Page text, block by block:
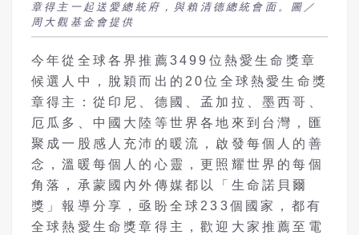
章得主一起送愛總統府，與賴清德總統會面。圖／
周大觀基金會提供
今年從全球各界推薦3499位熱愛生命獎章
候選人中，脫穎而出的20位全球熱愛生命獎
章得主：從印尼、德國、孟加拉、墨西哥、
厄瓜多、中國大陸等世界各地來到台灣，匯
聚成一股感人充沛的暖流，啟發每個人的善
念，溫暖每個人的心靈，更照耀世界的每個
角落，承蒙國內外傳媒都以「生命諾貝爾
獎」報導分享，亟盼全球233個國家，都有
全球熱愛生命獎章得主，歡迎大家推薦至電